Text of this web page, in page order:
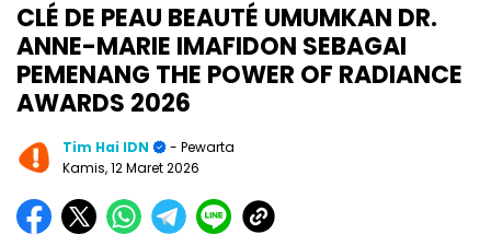
CLÉ DE PEAU BEAUTÉ UMUMKAN DR.
ANNE-MARIE IMAFIDON SEBAGAI
PEMENANG THE POWER OF RADIANCE
AWARDS 2026
Tim Hai IDN
- Pewarta
Kamis, 12 Maret 2026